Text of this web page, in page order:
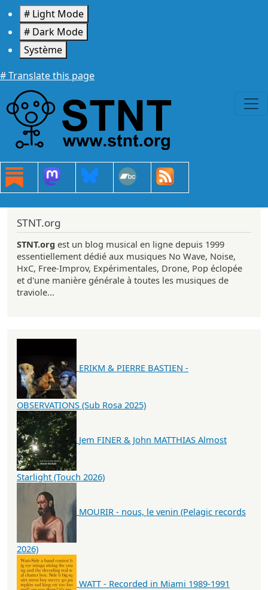
Aller au contenu principal
# Light Mode
# Dark Mode
Système
# Translate this page
STNT.org
STNT.org est un blog musical en ligne depuis 1999
essentiellement dédié aux musiques No Wave, Noise,
HxC, Free-Improv, Expérimentales, Drone, Pop éclopée
et d'une manière générale à toutes les musiques de
traviole...
ERIKM & PIERRE BASTIEN -
OBSERVATIONS (Sub Rosa 2025)
Jem FINER & John MATTHIAS Almost
Starlight (Touch 2026)
MOURIR - nous, le venin (Pelagic records
2026)
WATT - Recorded in Miami 1989-1991